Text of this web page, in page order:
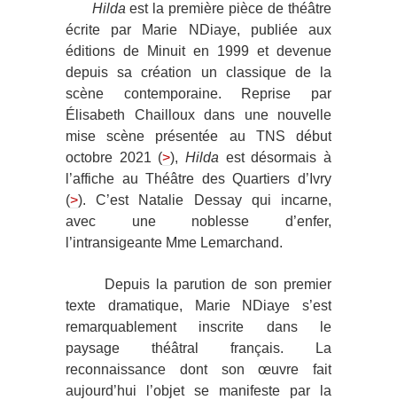
Hildaest la première pièce de théâtre
écrite par Marie NDiaye, publiée aux
éditions de Minuit en 1999 et devenue
depuis sa création un classique de la
scène contemporaine. Reprise par
Élisabeth Chailloux dans une nouvelle
mise scène présentée au TNS début
octobre 2021 (>),Hilda est désormais à
l’affiche au Théâtre des Quartiers d’Ivry
(>). C’est Natalie Dessay qui incarne,
avec une noblesse d’enfer,
l’intransigeante Mme Lemarchand.
Depuis la parution de son premier
texte dramatique, Marie NDiaye s’est
remarquablement inscrite dans le
paysage théâtral français. La
reconnaissance dont son œuvre fait
aujourd’hui l’objet se manifeste par la